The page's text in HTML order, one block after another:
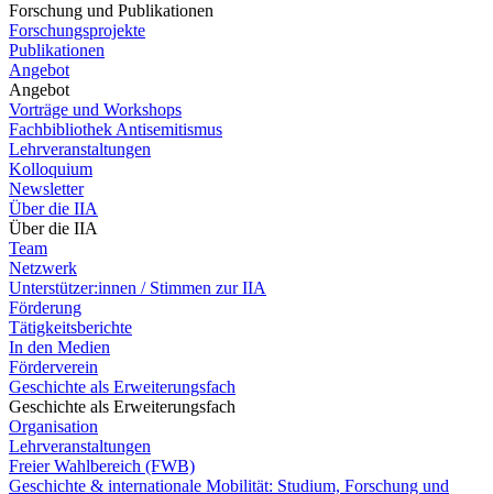
Forschung und Publikationen
Forschungsprojekte
Publikationen
Angebot
Angebot
Vorträge und Workshops
Fachbibliothek Antisemitismus
Lehrveranstaltungen
Kolloquium
Newsletter
Über die IIA
Über die IIA
Team
Netzwerk
Unterstützer:innen / Stimmen zur IIA
Förderung
Tätigkeitsberichte
In den Medien
Förderverein
Geschichte als Erweiterungsfach
Geschichte als Erweiterungsfach
Organisation
Lehrveranstaltungen
Freier Wahlbereich (FWB)
Geschichte & internationale Mobilität: Studium, Forschung und